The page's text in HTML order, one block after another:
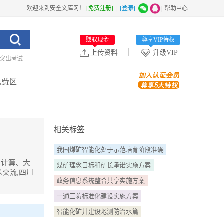
欢迎来到安全文库网！ [免费注册] [登录] 帮助中心
出考试
升级VIP
尊享VIP特权
上传资料
赚取现金
费区
算、大
流,四川
相关标签
我国煤矿智能化处于示范培育阶段准确
煤矿理念目标和矿长承诺实施方案
政务信息系统整合共享实施方案
一通三防标准化建设实施方案
智能化矿井建设地测防治水篇